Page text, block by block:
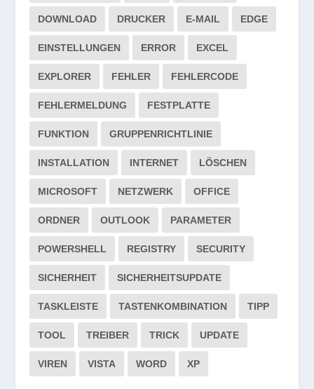
DOWNLOAD DRUCKER E-MAIL EDGE
EINSTELLUNGEN ERROR EXCEL
EXPLORER FEHLER FEHLERCODE
FEHLERMELDUNG FESTPLATTE
FUNKTION GRUPPENRICHTLINIE
INSTALLATION INTERNET LÖSCHEN
MICROSOFT NETZWERK OFFICE
ORDNER OUTLOOK PARAMETER
POWERSHELL REGISTRY SECURITY
SICHERHEIT SICHERHEITSUPDATE
TASKLEISTE TASTENKOMBINATION TIPP
TOOL TREIBER TRICK UPDATE
VIREN VISTA WORD XP